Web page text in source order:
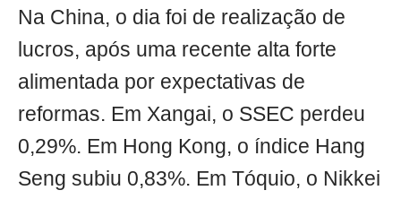
Na China, o dia foi de realização de
lucros, após uma recente alta forte
alimentada por expectativas de
reformas. Em Xangai, o SSEC perdeu
0,29%. Em Hong Kong, o índice Hang
Seng subiu 0,83%. Em Tóquio, o Nikkei